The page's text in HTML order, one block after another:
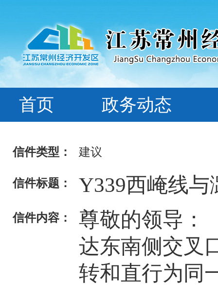
首页 政务动态
信件类型： 建议
信件标题： Y339西崦线
信件内容：
尊敬的领导：
达东南侧交叉
转和直行为同